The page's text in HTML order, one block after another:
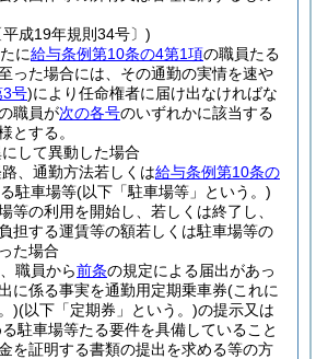
成19年規則34号〕)
に給与条例第10条の4第1項の職員たる
った場合には、その通勤の実情を速や
3号)により任命権者に届け出なければな
職員が次の各号のいずれかに該当する
とする。
して異動した場合
、通勤方法若しくは給与条例第10条の
駐車場等(以下「駐車場等」という。)
等の利用を開始し、若しくは終了し、
担する運賃等の額若しくは駐車場等の
た場合
職員から前条の規定による届出があっ
に係る事実を通勤用定期乗車券(これに
)(以下「定期券」という。)の提示又は
駐車場等たる要件を具備していること
を証明する書類の提出を求める等の方